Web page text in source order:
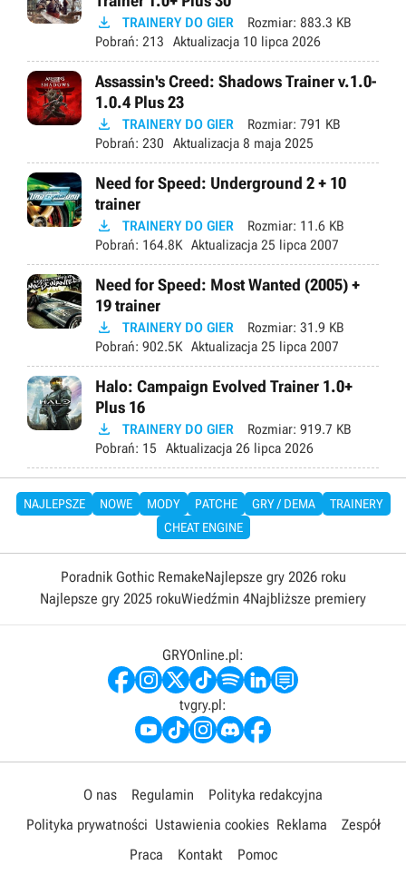
 TRAINERY DO GIER Rozmiar: 883.3 KB
Pobrań: 213 Aktualizacja 10 lipca 2026
Assassin's Creed: Shadows Trainer v.1.0-
1.0.4 Plus 23
 TRAINERY DO GIER Rozmiar: 791 KB
Pobrań: 230 Aktualizacja 8 maja 2025
Need for Speed: Underground 2 + 10
trainer
 TRAINERY DO GIER Rozmiar: 11.6 KB
Pobrań: 164.8K Aktualizacja 25 lipca 2007
Need for Speed: Most Wanted (2005) +
19 trainer
 TRAINERY DO GIER Rozmiar: 31.9 KB
Pobrań: 902.5K Aktualizacja 25 lipca 2007
Halo: Campaign Evolved Trainer 1.0+
Plus 16
 TRAINERY DO GIER Rozmiar: 919.7 KB
Pobrań: 15 Aktualizacja 26 lipca 2026
NAJLEPSZE NOWE MODY PATCHE GRY / DEMA
TRAINERY
CHEAT ENGINE
Poradnik Gothic RemakeNajlepsze gry 2026 roku
Najlepsze gry 2025 rokuWiedźmin 4Najbliższe premiery
GRYOnline.pl:
tvgry.pl:
O nas Regulamin
Polityka redakcyjna
Polityka prywatności Ustawienia cookies Reklama
Zespół
Praca
Kontakt Pomoc